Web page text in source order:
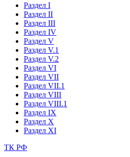
Раздел I
Раздел II
Раздел III
Раздел IV
Раздел V
Раздел V.1
Раздел V.2
Раздел VI
Раздел VII
Раздел VII.1
Раздел VIII
Раздел VIII.1
Раздел IX
Раздел X
Раздел XI
ТК РФ